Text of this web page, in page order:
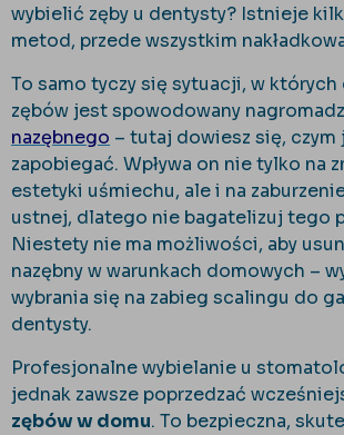
wybielić zęby u dentysty? Istnieje
metod, przede wszystkim
To samo tyczy się sytuacji, w
zębów jest spowodowany
nazębnego – tutaj dowiesz się, czym
zapobiegać. Wpływa on nie tylko na
estetyki uśmiechu, ale i na
ustnej, dlatego nie bagatelizuj tego
Niestety nie ma możliwości, aby
nazębny w warunkach domowych –
wybrania się na zabieg scalingu do
dentysty.
Profesjonalne wybielanie u
jednak zawsze poprzedzać
zębów w domu. To bezpieczna,